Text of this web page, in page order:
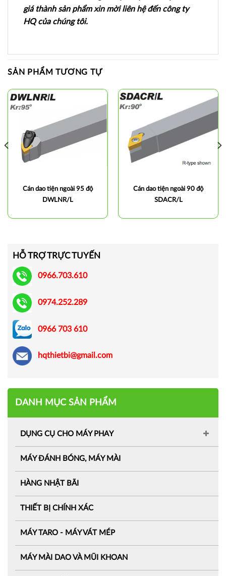
giá thành sản phẩm xin mời liên hệ đến công ty
HQ của chúng tôi.
SẢN PHẨM TƯƠNG TỰ
Cán dao tiện ngoài 95 độ
DWLNR/L
Cán dao tiện ngoài 90 độ
SDACR/L
HỖ TRỢ TRỰC TUYẾN
0966.703.610
0974.252.289
0966 703 610
hqthietbi@gmail.com
DANH MỤC SẢN PHẨM
DỤNG CỤ CHO MÁY PHAY
MÁY ĐÁNH BÓNG, MÁY MÀI
HÀNG NHẬT BÃI
THIẾT BỊ CHÍNH XÁC
MÁY TARO - MÁY VÁT MÉP
MÁY MÀI DAO VÀ MŨI KHOAN